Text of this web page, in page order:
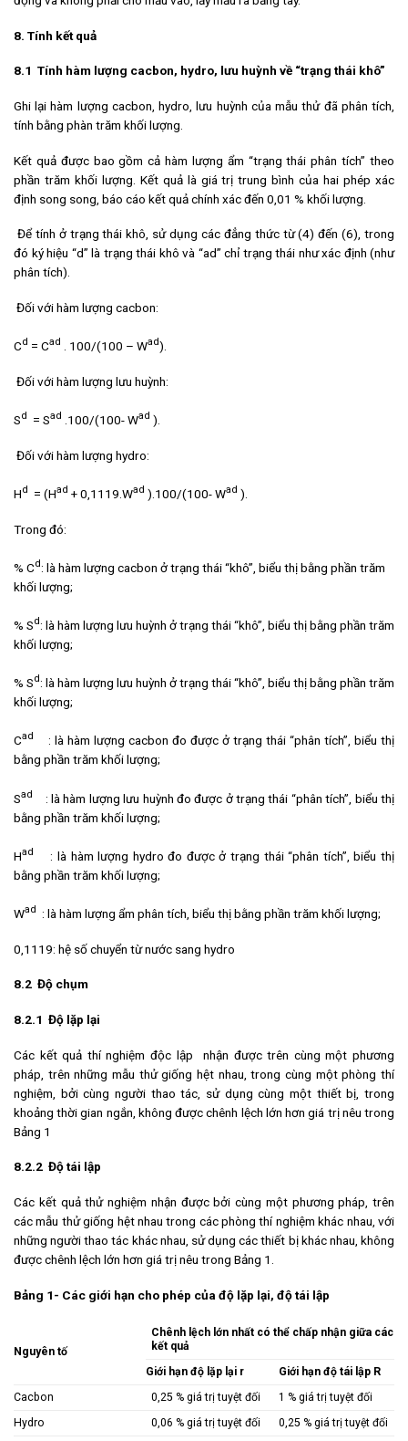
8. Tính kết quả
8.1 Tính hàm lượng cacbon, hydro, lưu huỳnh về “trạng thái khô”
Ghi lại hàm lượng cacbon, hydro, lưu huỳnh của mẫu thử đã phân tích,
tính bằng phàn trăm khối lượng.
Kết quả được bao gồm cả hàm lượng ẩm “trạng thái phân tích” theo
phần trăm khối lượng. Kết quả là giá trị trung bình của hai phép xác
định song song, báo cáo kết quả chính xác đến 0,01 % khối lượng.
Để tính ở trạng thái khô, sử dụng các đẳng thức từ (4) đến (6), trong
đó ký hiệu “d” là trạng thái khô và “ad” chỉ trạng thái như xác định (như
phân tích).
Đối với hàm lượng cacbon:
Cd = Cad . 100/(100 – Wad).
Đối với hàm lượng lưu huỳnh:
Sd = Sad .100/(100- Wad ).
Đối với hàm lượng hydro:
Hd = (Had + 0,1119.Wad ).100/(100- Wad ).
Trong đó:
% Cd: là hàm lượng cacbon ở trạng thái “khô”, biểu thị bằng phần trăm
khối lượng;
% Sd: là hàm lượng lưu huỳnh ở trạng thái “khô”, biểu thị bằng phần trăm
khối lượng;
% Sd: là hàm lượng lưu huỳnh ở trạng thái “khô”, biểu thị bằng phần trăm
khối lượng;
Cad
: là hàm lượng cacbon đo được ở trạng thái “phân tích”, biểu thị
bằng phần trăm khối lượng;
Sad
: là hàm lượng lưu huỳnh đo được ở trạng thái “phân tích”, biểu thị
bằng phần trăm khối lượng;
Had
: là hàm lượng hydro đo được ở trạng thái “phân tích”, biểu thị
bằng phần trăm khối lượng;
Wad : là hàm lượng ẩm phân tích, biểu thị bằng phần trăm khối lượng;
0,1119: hệ số chuyển từ nước sang hydro
8.2 Độ chụm
8.2.1 Độ lặp lại
Các kết quả thí nghiệm độc lập nhận được trên cùng một phương
pháp, trên những mẫu thử giống hệt nhau, trong cùng một phòng thí
nghiệm, bởi cùng người thao tác, sử dụng cùng một thiết bị, trong
khoảng thời gian ngắn, không được chênh lệch lớn hơn giá trị nêu trong
Bảng 1
8.2.2 Độ tái lập
Các kết quả thử nghiệm nhận được bởi cùng một phương pháp, trên
các mẫu thử giống hệt nhau trong các phòng thí nghiệm khác nhau, với
những người thao tác khác nhau, sử dụng các thiết bị khác nhau, không
được chênh lệch lớn hơn giá trị nêu trong Bảng 1.
Bảng 1- Các giới hạn cho phép của độ lặp lại, độ tái lập
Nguyên tố
Chênh lệch lớn nhất có thể chấp nhận giữa các
kết quả
Giới hạn độ lặp lại r
Giới hạn độ tái lập R
Cacbon
0,25 % giá trị tuyệt đối
1 % giá trị tuyệt đối
Hydro
0,06 % giá trị tuyệt đối
0,25 % giá trị tuyệt đối